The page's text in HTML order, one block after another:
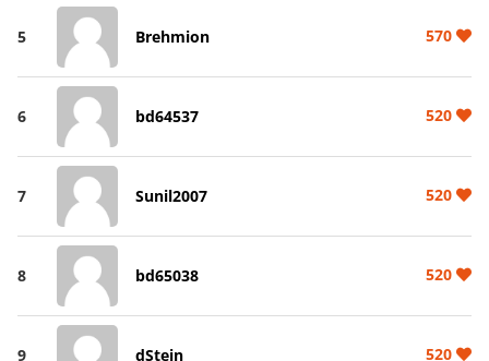
5 Brehmion 570
6 bd64537 520
7 Sunil2007 520
8 bd65038 520
9 dStein 520